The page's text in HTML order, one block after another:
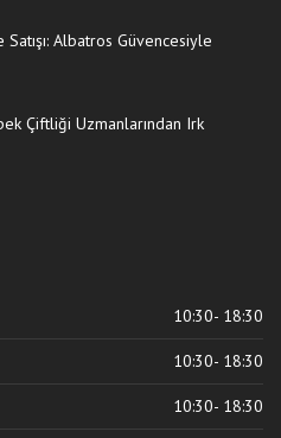
Albatros Güvencesiyle
Çiftliği Uzmanlarından Irk
10:30- 18:30
10:30- 18:30
10:30- 18:30